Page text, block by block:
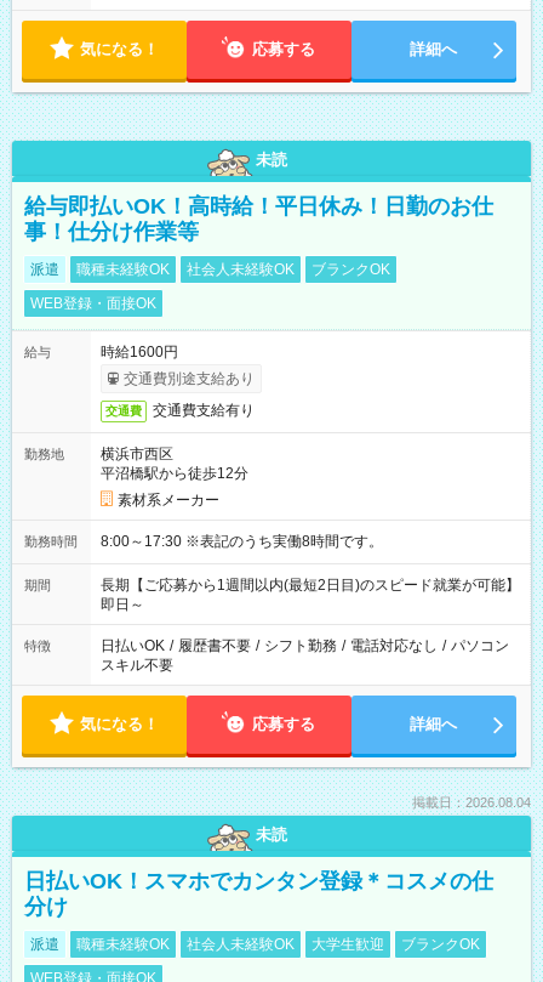
気になる！ 応募する 詳細へ
未読
給与即払いOK！高時給！平日休み！日勤のお仕
事！仕分け作業等
派遣 職種未経験OK 社会人未経験OK
ブランクOK
WEB登録・面接OK
給与
時給1600円
交通費別途支給あり
交通費 交通費支給有り
勤務地
横浜市西区
平沼橋駅から徒歩12分
素材系メーカー
勤務時間 8:00～17:30 ※表記のうち実働8時間です。
期間
長期【ご応募から1週間以内(最短2日目)のスピード就業が可能】
即日～
特徴 日払いOK / 履歴書不要 / シフト勤務 / 電話対応なし / パソコン
スキル不要
気になる！ 応募する 詳細へ
掲載日：2026.08.04
未読
日払いOK！スマホでカンタン登録＊コスメの仕
分け
派遣 職種未経験OK 社会人未経験OK 大学生歓迎
ブランクOK
WEB登録・面接OK